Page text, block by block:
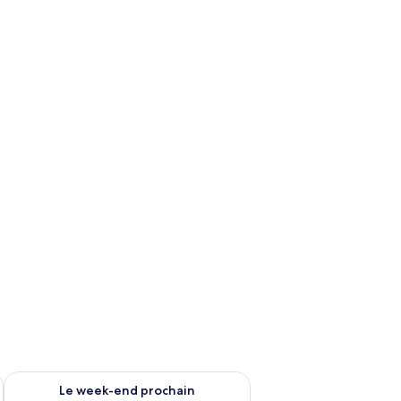
août 14 - août 16
Le week-end prochain
Vérifier la disponibilité pour le week-end prochain août 21 -